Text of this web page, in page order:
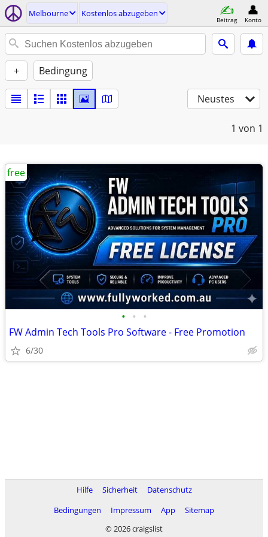
Melbourne Kostenlos abzugeben
Beitrag Konto
+ Bedingung
Neustes
1 von 1
• • •
FW Admin Tech Tools Pro Software - Free Promotion
6/30
free
Hilfe Sicherheit
Datenschutz
Bedingungen
Impressum App
Sitemap
© 2026 craigslist